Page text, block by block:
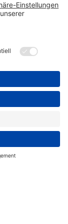
Pflichtangaben